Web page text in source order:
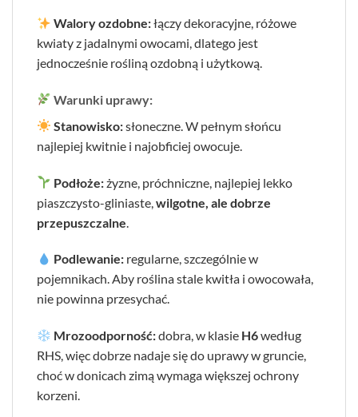
Walory ozdobne:łączy dekoracyjne, różowe
kwiaty z jadalnymi owocami, dlatego jest
jednocześnie rośliną ozdobną i użytkową.
Warunki uprawy:
Stanowisko:słoneczne. W pełnym słońcu
najlepiej kwitnie i najobficiej owocuje.
Podłoże:żyzne, próchniczne, najlepiej lekko
piaszczysto-gliniaste, wilgotne, ale dobrze
przepuszczalne
Podlewanie: regularne, szczególnie w
pojemnikach. Aby roślina stale kwitła i owocowała,
nie powinna przesychać.
Mrozoodporność:dobra, w klasie H6według
RHS, więc dobrze nadaje się do uprawy w gruncie,
choć w donicach zimą wymaga większej ochrony
korzeni.